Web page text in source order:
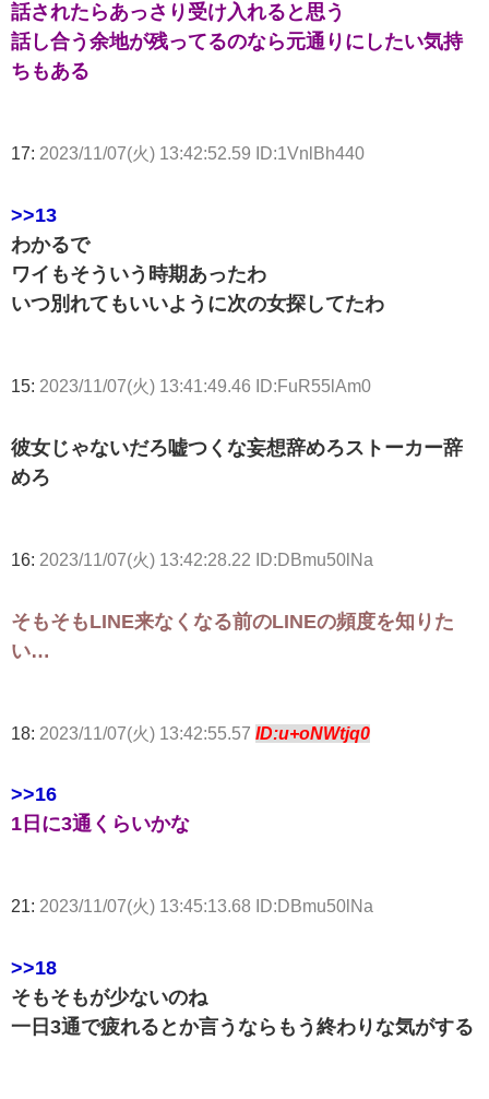
話されたらあっさり受け入れると思う
話し合う余地が残ってるのなら元通りにしたい気持
ちもある
17: 2023/11/07(火) 13:42:52.59 ID:1VnlBh440
>>13
わかるで
ワイもそういう時期あったわ
いつ別れてもいいように次の女探してたわ
15: 2023/11/07(火) 13:41:49.46 ID:FuR55lAm0
彼女じゃないだろ嘘つくな妄想辞めろストーカー辞
めろ
16: 2023/11/07(火) 13:42:28.22 ID:DBmu50lNa
そもそもLINE来なくなる前のLINEの頻度を知りた
い…
18: 2023/11/07(火) 13:42:55.57 ID:u+oNWtjq0
>>16
1日に3通くらいかな
21: 2023/11/07(火) 13:45:13.68 ID:DBmu50lNa
>>18
そもそもが少ないのね
一日3通で疲れるとか言うならもう終わりな気がする